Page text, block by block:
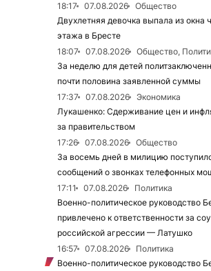
18:17
07.08.2026
Общество
Двухлетняя девочка выпала из окна
этажа в Бресте
18:07
07.08.2026
Общество,
За неделю для детей
почти половина заявленной суммы
17:37
07.08.2026
Экономика
Лукашенко: Сдерживание цен и
за правительством
17:26
07.08.2026
Общество
За восемь дней в милицию
сообщений о звонках телефонных
17:11
07.08.2026
Политика
Военно-политическое руководство
привлечено к ответственности за
российской агрессии — Латушко
16:57
07.08.2026
Политика
Военно-политическое руководство